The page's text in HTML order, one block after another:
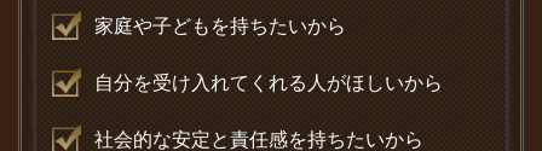
家庭や子どもを持ちたいから
自分を受け入れてくれる人がほしいから
社会的な安定と責任感を持ちたいから